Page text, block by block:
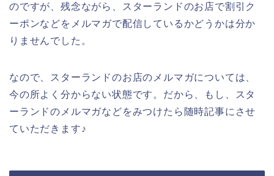
のですが、残念ながら、スターランドのお店で割引ク
ーポンなどをメルマガで配信しているかどうかは分か
りませんでした。
なので、スターランドのお店のメルマガについては、
今の所よく分からない状態です。だから、もし、スタ
ーランドのメルマガなどをみつけたら随時記事にさせ
ていただきます♪